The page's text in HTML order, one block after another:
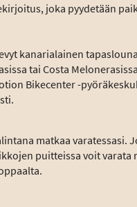
joka pyydetään
kanarialainen
tai Costa
Bikecenter -
matkaa varatessasi.
puitteissa voit varata